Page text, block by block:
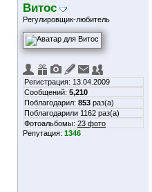
Витос
Регулировщик-любитель
Регистрация: 13.04.2009
Сообщений: 5,210
Поблагодарил: 853 раз(а)
Поблагодарили 1162 раз(а)
Фотоальбомы: 23 фото
Репутация: 1346